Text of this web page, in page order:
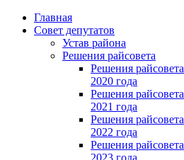
Главная
Совет депутатов
Устав района
Решения райсовета
Решения райсовета
2020 года
Решения райсовета
2021 года
Решения райсовета
2022 года
Решения райсовета
2023 года